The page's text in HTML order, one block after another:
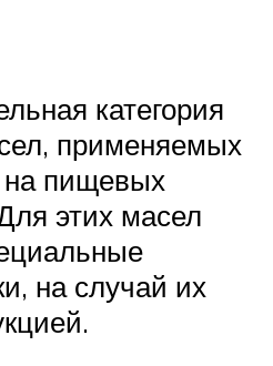
категория
применяемых
на пищевых
этих масел
на случай их